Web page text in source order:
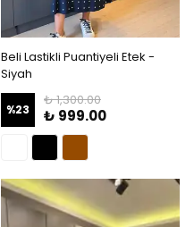
Beli Lastikli Puantiyeli Etek -
Siyah
%23
₺ 1,300.00
₺ 999.00